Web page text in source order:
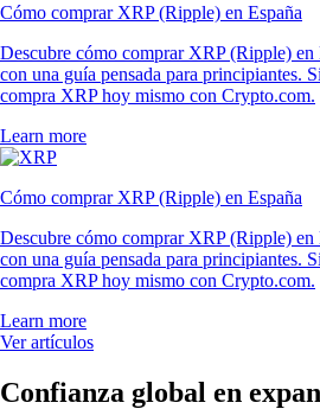
Cómo comprar XRP (Ripple) en España
Descubre cómo comprar XRP (Ripple) en
con una guía pensada para principiantes.
compra XRP hoy mismo con Crypto.com.
Learn more
Cómo comprar XRP (Ripple) en España
Descubre cómo comprar XRP (Ripple) en
con una guía pensada para principiantes.
compra XRP hoy mismo con Crypto.com.
Learn more
Ver artículos
Confianza global en